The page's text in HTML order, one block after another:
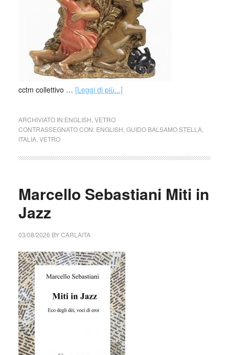
cctm collettivo … [Leggi di più...]
ARCHIVIATO IN:ENGLISH VETRO
CONTRASSEGNATO CON: ENGLISH GUIDO BALSAMO STELLA,
ITALIA, VETRO
Marcello Sebastiani Miti in
Jazz
03/08/2026 BYCARLAITA